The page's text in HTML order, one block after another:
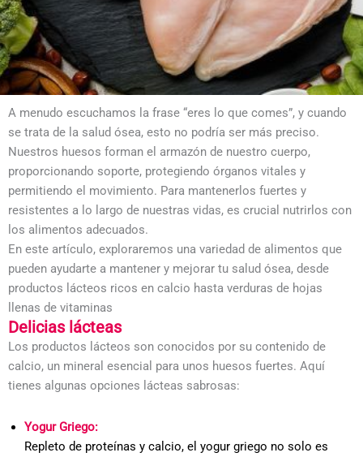
A menudo escuchamos la frase “eres lo que comes”, y cuando
se trata de la salud ósea, esto no podría ser más preciso.
Nuestros huesos forman el armazón de nuestro cuerpo,
proporcionando soporte, protegiendo órganos vitales y
permitiendo el movimiento. Para mantenerlos fuertes y
resistentes a lo largo de nuestras vidas, es crucial nutrirlos con
los alimentos adecuados.
En este artículo, exploraremos una variedad de alimentos que
pueden ayudarte a mantener y mejorar tu salud ósea, desde
productos lácteos ricos en calcio hasta verduras de hojas
llenas de vitaminas
Delicias lácteas
Los productos lácteos son conocidos por su contenido de
calcio, un mineral esencial para unos huesos fuertes. Aquí
tienes algunas opciones lácteas sabrosas:
Yogur Griego:
Repleto de proteínas y calcio, el yogur griego no solo es